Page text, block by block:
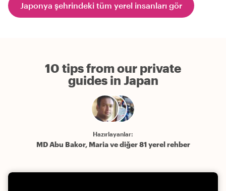
Japonya şehrindeki tüm yerel insanları gör
10 tips from our private
guides in Japan
Hazırlayanlar:
MD Abu Bakor, Maria ve diğer 81 yerel rehber